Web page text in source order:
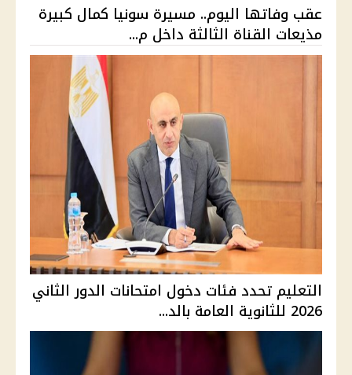
عقب وفاتها اليوم.. مسيرة سونيا كمال كبيرة
مذيعات القناة الثالثة داخل م...
التعليم تحدد فئات دخول امتحانات الدور الثاني
2026 للثانوية العامة بالد...